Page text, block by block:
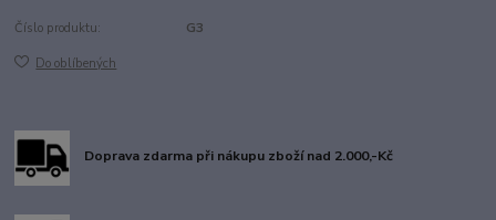
Číslo produktu: G3
Do oblíbených
Doprava zdarma při nákupu zboží nad 2.000,-Kč